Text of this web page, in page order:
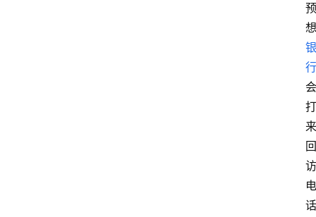
预
想
银
行
会
打
来
回
访
电
话